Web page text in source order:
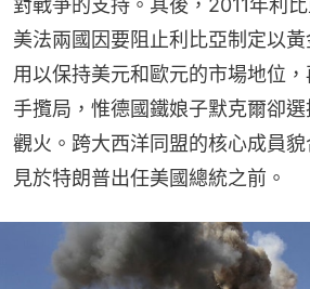
美法兩國因要阻止利比亞制定以黃
用以保持美元和歐元的市場地位
手攬局，惟德國鐵娘子默克爾卻
觀火。跨大西洋同盟的核心成員
見於特朗普出任美國總統之前。